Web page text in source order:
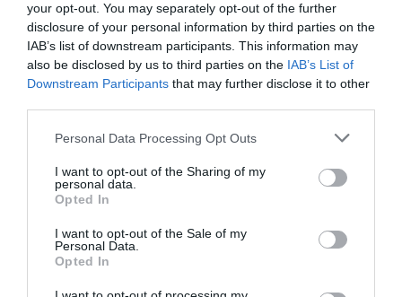
your opt-out. You may separately opt-out of the further
disclosure of your personal information by third parties on the
IAB’s list of downstream participants. This information may
also be disclosed by us to third parties on the IAB’s List of
Downstream Participants that may further disclose it to other
Personal Data Processing Opt Outs
I want to opt-out of the Sharing of my
personal data.
Opted In
I want to opt-out of the Sale of my
Personal Data.
Opted In
احتياطات الحفظ ومشتقات صلصة
البشاميل
يجب تقديم صلصة البشاميل على الفور لمنع تكوّن قشرة على
سطحها عندما تبرد. إذا كنت ترغب في الاحتفاظ ببضع ساعات ،
قم بإذابة ملعقة كبيرة من الزبدة على السطح دون الخلط.
هناك نصائح عملية لعمل صلصة بشاميل سريعة. يذوب البعض
الزبدة في الميكروويف (بضع ثوان) قبل إضافة الدقيق. يجب أن
يخلط جيدا ثم يوضع في الميكروويف لمدة دقيقة على نار